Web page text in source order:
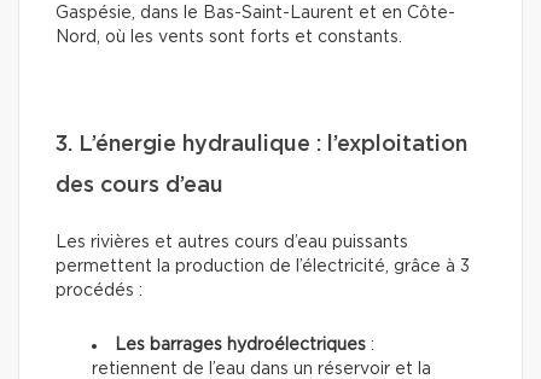
Gaspésie, dans le Bas-Saint-Laurent et en Côte-
Nord, où les vents sont forts et constants.
3. L’énergie hydraulique : l’exploitation
des cours d’eau
Les rivières et autres cours d’eau puissants
permettent la production de l’électricité, grâce à 3
procédés :
Les barrages hydroélectriques :
retiennent de l’eau dans un réservoir et la